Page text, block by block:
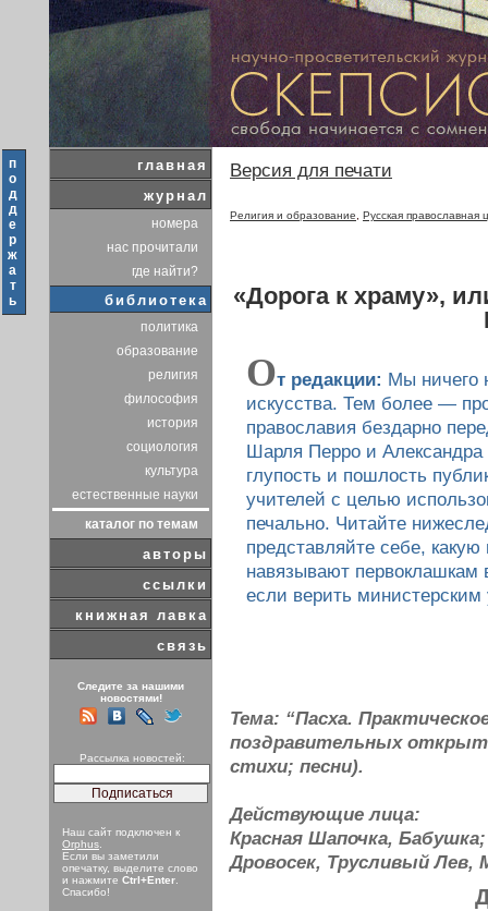
п
о
д
д
е
р
ж
а
т
ь
главная
журнал
номера
нас прочитали
где найти?
библиотека
политика
образование
религия
философия
история
социология
культура
естественные науки
каталог по темам
авторы
ссылки
книжная лавка
связь
Следите за нашими
новостями!
Рассылка новостей:
Наш сайт подключен к
Orphus
Если вы заметили
опечатку, выделите слово
и нажмите Ctrl+Enter
Спасибо!
Версия для печати
Религия и образование Русская православная
«Дорога к храму»,
От редакции: Мы ничего
искусства. Тем более —
православия бездарно
Шарля Перро и
глупость и пошлость
учителей с целью
печально. Читайте
представляйте себе,
навязывают первоклашкам
если верить
Тема: “Пасха.
поздравительных
стихи; песни).
Действующие лица:
Красная Шапочка,
Дровосек, Трусливый Лев,